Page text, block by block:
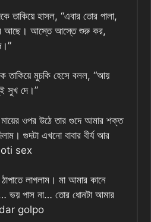
তাকিয়ে হাসল, “এবার তোর পালা,
আছে। আস্তে আস্তে শুরু কর,
তাকিয়ে মুচকি হেসে বলল, “আয়
সুখ দে।”
ওপর উঠে তার গুদে আমার শক্ত
গুদটা এখনো বাবার বীর্য আর
sex
লাগলাম। মা আমার কানে
ভয় পাস না… তোর ধোনটা আমার
golpo